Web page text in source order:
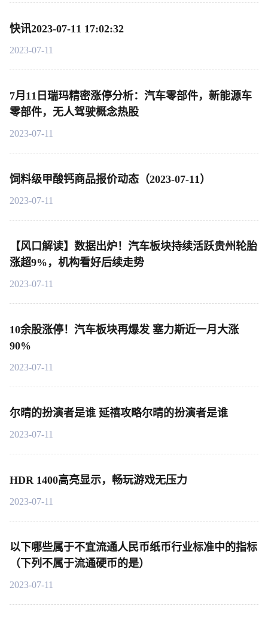
快讯2023-07-11 17:02:32
2023-07-11
7月11日瑞玛精密涨停分析：汽车零部件，新能源车
零部件，无人驾驶概念热股
2023-07-11
饲料级甲酸钙商品报价动态（2023-07-11）
2023-07-11
【风口解读】数据出炉！汽车板块持续活跃贵州轮胎
涨超9%，机构看好后续走势
2023-07-11
10余股涨停！汽车板块再爆发 塞力斯近一月大涨
90%
2023-07-11
尔晴的扮演者是谁 延禧攻略尔晴的扮演者是谁
2023-07-11
HDR 1400高亮显示，畅玩游戏无压力
2023-07-11
以下哪些属于不宜流通人民币纸币行业标准中的指标
（下列不属于流通硬币的是）
2023-07-11